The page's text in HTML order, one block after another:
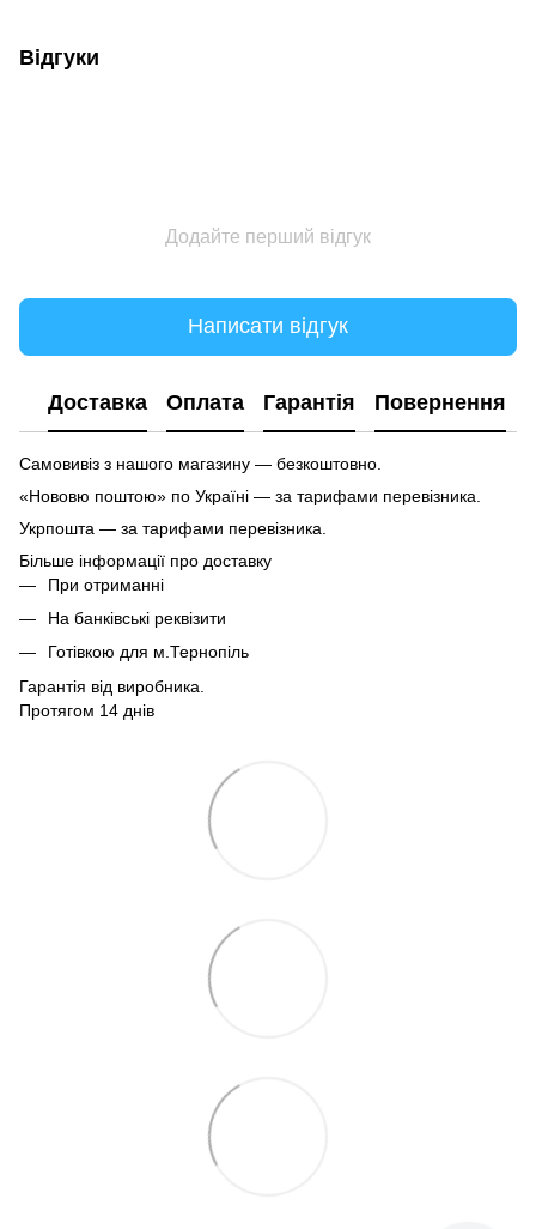
Відгуки
Додайте перший відгук
Написати відгук
Доставка Оплата Гарантія Повернення
Самовивіз з нашого магазину — безкоштовно.
«Нововю поштою» по Україні — за тарифами перевізника.
Укрпошта — за тарифами перевізника.
Більше інформації про доставку
При отриманні
На банківські реквізити
Готівкою для м.Тернопіль
Гарантія від виробника.
Протягом 14 днів